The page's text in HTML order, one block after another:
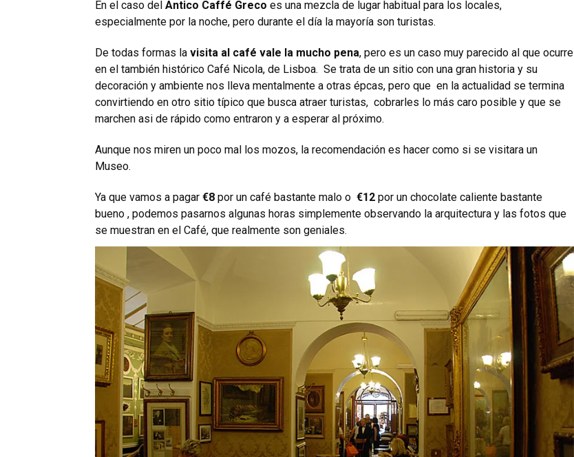
En el caso del Antico Caffé Greco es una mezcla de lugar habitual para los locales,
especialmente por la noche, pero durante el día la mayoría son turistas.
De todas formas la visita al café vale la mucho pena, pero es un caso muy parecido al que ocurre
en el también histórico Café Nicola, de Lisboa. Se trata de un sitio con una gran historia y su
decoración y ambiente nos lleva mentalmente a otras épcas, pero que en la actualidad se termina
convirtiendo en otro sitio típico que busca atraer turistas, cobrarles lo más caro posible y que se
marchen asi de rápido como entraron y a esperar al próximo.
Aunque nos miren un poco mal los mozos, la recomendación es hacer como si se visitara un
Museo.
Ya que vamos a pagar €8 por un café bastante malo o €12 por un chocolate caliente bastante
bueno , podemos pasarnos algunas horas simplemente observando la arquitectura y las fotos que
se muestran en el Café, que realmente son geniales.